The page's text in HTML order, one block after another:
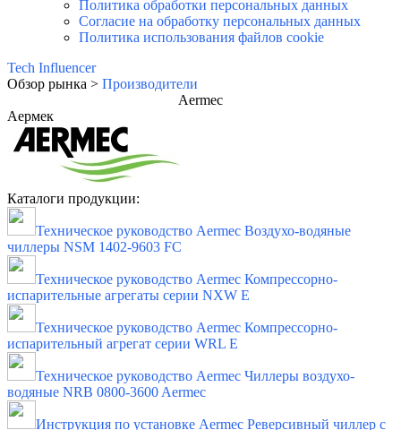
Политика обработки персональных данных
Согласие на обработку персональных данных
Политика использования файлов cookie
Tech Influencer
Обзор рынка > Производители
Aermec
Аермек
Каталоги продукции:
Техническое руководство Aermec Воздухо-водяные
чиллеры NSM 1402-9603 FC
Техническое руководство Aermec Компрессорно-
испарительные агрегаты серии NXW E
Техническое руководство Aermec Компрессорно-
испарительный агрегат серии WRL E
Техническое руководство Aermec Чиллеры воздухо-
водяные NRB 0800-3600 Aermec
Инструкция по установке Aermec Реверсивный чиллер с